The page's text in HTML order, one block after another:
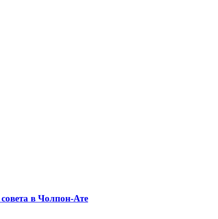
в Чолпон-Ате